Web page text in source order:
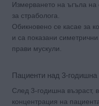
Измерването на ъгъла на
за страболога.
Oбикновено се касае за
и са показани
прави мускули.
Пациенти над 3-годишна
След 3-годишна възраст,
концентрация на